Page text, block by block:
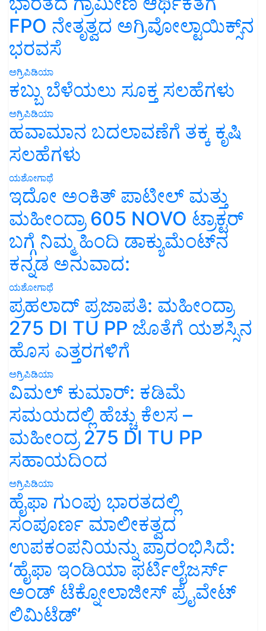
FPO ನೇತೃತ್ವದ ಅಗ್ರಿವೋಲ್ಟಾಯಿಕ್ಸ್‌ನ
ಭರವಸೆ
ಅಗ್ರಿಪಿಡಿಯಾ
ಕಬ್ಬು ಬೆಳೆಯಲು ಸೂಕ್ತ ಸಲಹೆಗಳು
ಅಗ್ರಿಪಿಡಿಯಾ
ಹವಾಮಾನ ಬದಲಾವಣೆಗೆ ತಕ್ಕ ಕೃಷಿ
ಸಲಹೆಗಳು
ಯಶೋಗಾಥೆ
ಇದೋ ಅಂಕಿತ್ ಪಾಟೀಲ್ ಮತ್ತು
ಮಹೀಂದ್ರಾ 605 NOVO ಟ್ರಾಕ್ಟರ್
ಬಗ್ಗೆ ನಿಮ್ಮ ಹಿಂದಿ ಡಾಕ್ಯುಮೆಂಟ್‌ನ
ಕನ್ನಡ ಅನುವಾದ:
ಯಶೋಗಾಥೆ
ಪ್ರಹಲಾದ್ ಪ್ರಜಾಪತಿ: ಮಹೀಂದ್ರಾ
275 DI TU PP ಜೊತೆಗೆ ಯಶಸ್ಸಿನ
ಹೊಸ ಎತ್ತರಗಳಿಗೆ
ಅಗ್ರಿಪಿಡಿಯಾ
ವಿಮಲ್ ಕುಮಾರ್: ಕಡಿಮೆ
ಸಮಯದಲ್ಲಿ ಹೆಚ್ಚು ಕೆಲಸ –
ಮಹೀಂದ್ರ 275 DI TU PP
ಸಹಾಯದಿಂದ
ಅಗ್ರಿಪಿಡಿಯಾ
ಹೈಫಾ ಗುಂಪು ಭಾರತದಲ್ಲಿ
ಸಂಪೂರ್ಣ ಮಾಲೀಕತ್ವದ
ಉಪಕಂಪನಿಯನ್ನು ಪ್ರಾರಂಭಿಸಿದೆ:
‘ಹೈಫಾ ಇಂಡಿಯಾ ಫರ್ಟಿಲೈಜರ್ಸ್
ಅಂಡ್ ಟೆಕ್ನೋಲಾಜೀಸ್ ಪ್ರೈವೇಟ್
ಲಿಮಿಟೆಡ್’